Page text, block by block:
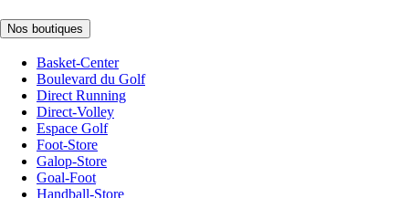
Nos boutiques
Basket-Center
Boulevard du Golf
Direct Running
Direct-Volley
Espace Golf
Foot-Store
Galop-Store
Goal-Foot
Handball-Store